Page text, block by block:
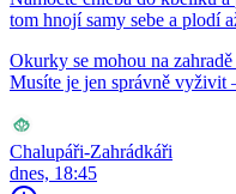
tom hnojí samy sebe a plodí
Okurky se mohou na
Musíte je jen správně vyživit
Chalupáři-Zahrádkáři
dnes, 18:45